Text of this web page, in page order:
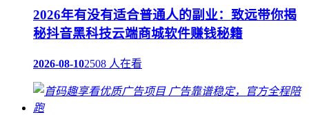
2026年有没有适合普通人的副业：致远带你揭
秘抖音黑科技云端商城软件赚钱秘籍
2026-08-102508 人在看